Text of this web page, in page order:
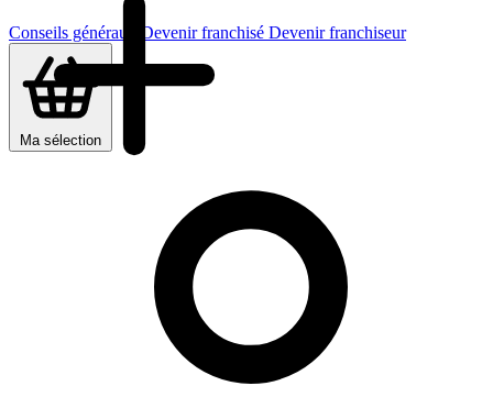
Conseils généraux Devenir franchisé Devenir franchiseur
Ma sélection